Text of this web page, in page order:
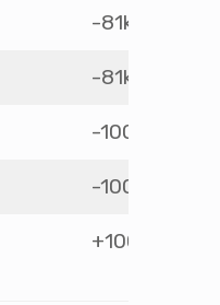
-81kg
-81kg
-100kg
-100kg
+100kg